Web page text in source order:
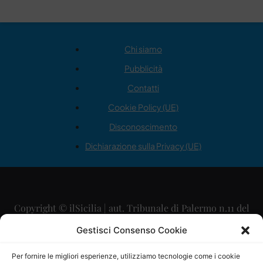
Gestisci Consenso Cookie
Per fornire le migliori esperienze, utilizziamo tecnologie come i cookie
Chi siamo
Pubblicità
Contatti
Cookie Policy (UE)
Disconoscimento
Dichiarazione sulla Privacy (UE)
Copyright © ilSicilia | aut. Tribunale di Palermo n.11 del
29/09/2015